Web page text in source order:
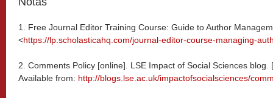
1. Free Journal Editor Training Course: Guide to Author
<https://lp.scholasticahq.com/journal-editor-course-managing-
2. Comments Policy [online]. LSE Impact of Social Sciences blog.
Available from: http://blogs.lse.ac.uk/impactofsocialsciences/